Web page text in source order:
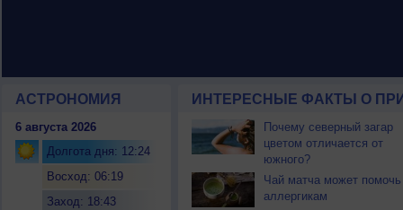
АСТРОНОМИЯ
6 августа 2026
Долгота дня: 12:24
Восход: 06:19
Заход: 18:43
ИНТЕРЕСНЫЕ ФАКТЫ О
Почему северный загар
цветом отличается от
южного?
Чай матча может помочь
аллергикам